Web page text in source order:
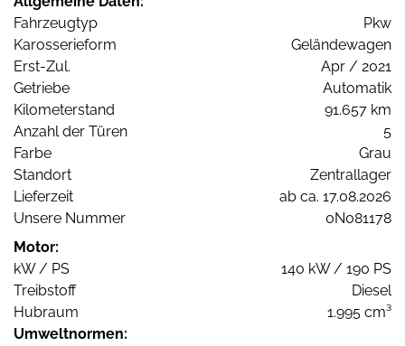
Fahrzeugtyp
Pkw
Karosserieform
Geländewagen
Erst-Zul.
Apr / 2021
Getriebe
Automatik
Kilometerstand
91.657 km
Anzahl der Türen
5
Farbe
Grau
Standort
Zentrallager
Lieferzeit
ab ca. 17.08.2026
Unsere Nummer
0N081178
Motor:
kW / PS
140 kW / 190 PS
Treibstoff
Diesel
Hubraum
1.995 cm³
Umweltnormen: